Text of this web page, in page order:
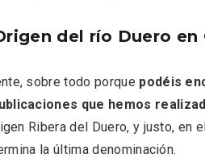
del río Duero en
sobre todo porque podéis
que hemos
Ribera del Duero, y justo, en
la última denominación.